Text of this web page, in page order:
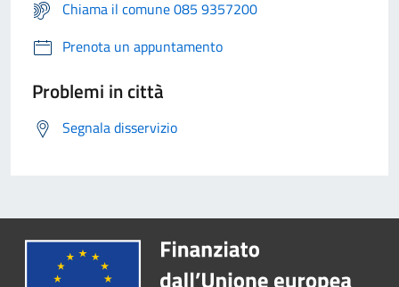
Chiama il comune 085 9357200
Prenota un appuntamento
Problemi in città
Segnala disservizio